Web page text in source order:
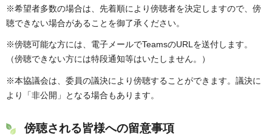
※希望者多数の場合は、先着順により傍聴者を決定しますので、傍
聴できない場合があることを御了承ください。
※傍聴可能な方には、電子メールでTeamsのURLを送付します。
（傍聴できない方には特段通知等はいたしません。）
※本協議会は、委員の議決により傍聴することができます。議決に
より「非公開」となる場合もあります。
傍聴される皆様への留意事項